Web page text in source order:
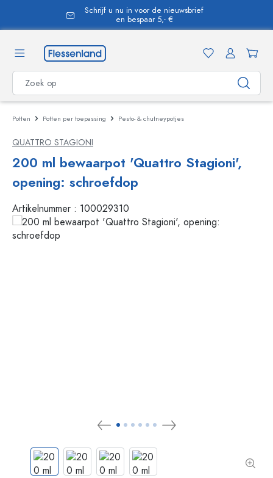
Schrijf u nu in voor de nieuwsbrief
en bespaar 5,- €
Potten Potten per toepassing Pesto- & chutneypotjes
QUATTRO STAGIONI
200 ml bewaarpot 'Quattro Stagioni',
opening: schroefdop
Artikelnummer : 100029310